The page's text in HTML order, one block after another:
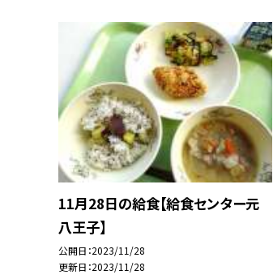
11月28日の給食【給食センター元
八王子】
公開日 2023/11/28
更新日 2023/11/28